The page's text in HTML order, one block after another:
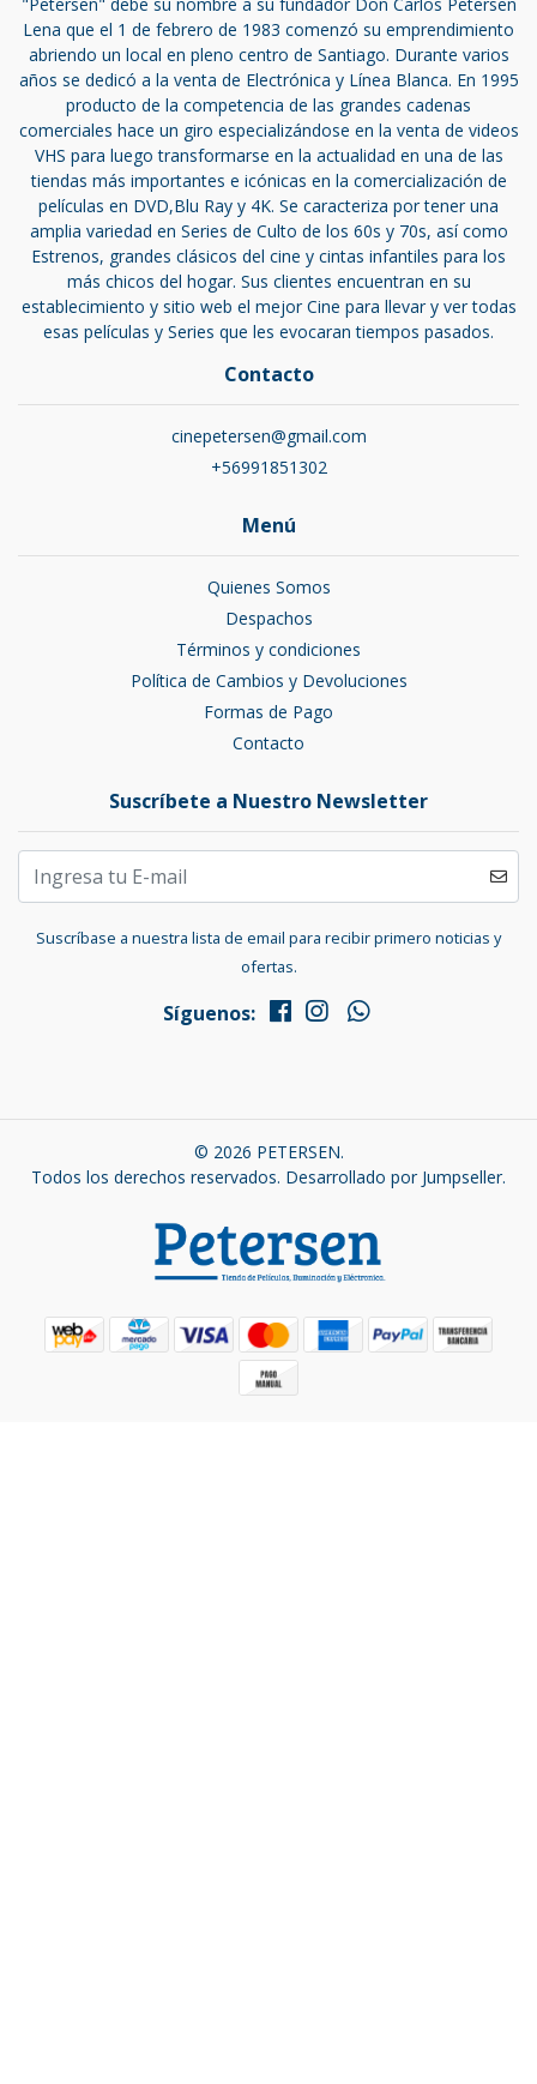
"Petersen" debe su nombre a su fundador Don Carlos Petersen
Lena que el 1 de febrero de 1983 comenzó su emprendimiento
abriendo un local en pleno centro de Santiago. Durante varios
años se dedicó a la venta de Electrónica y Línea Blanca. En 1995
producto de la competencia de las grandes cadenas
comerciales hace un giro especializándose en la venta de videos
VHS para luego transformarse en la actualidad en una de las
tiendas más importantes e icónicas en la comercialización de
películas en DVD,Blu Ray y 4K. Se caracteriza por tener una
amplia variedad en Series de Culto de los 60s y 70s, así como
Estrenos, grandes clásicos del cine y cintas infantiles para los
más chicos del hogar. Sus clientes encuentran en su
establecimiento y sitio web el mejor Cine para llevar y ver todas
esas películas y Series que les evocaran tiempos pasados.
Contacto
cinepetersen@gmail.com
+56991851302
Menú
Quienes Somos
Despachos
Términos y condiciones
Política de Cambios y Devoluciones
Formas de Pago
Contacto
Suscríbete a Nuestro Newsletter
Suscríbase a nuestra lista de email para recibir primero noticias y
ofertas.
Síguenos:
© 2026 PETERSEN.
Todos los derechos reservados. Desarrollado por Jumpseller.